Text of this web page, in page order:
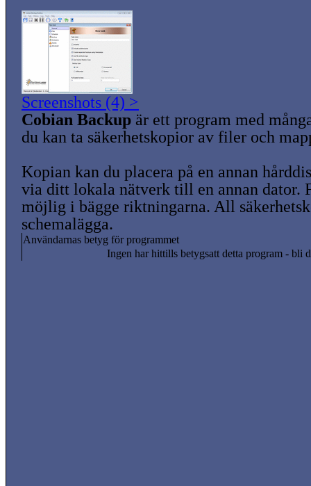
Screenshots (4) >
Cobian Backup är ett program med
du kan ta säkerhetskopior av filer och
Kopian kan du placera på en annan
via ditt lokala nätverk till en annan dator.
möjlig i bägge riktningarna. All
schemalägga.
Användarnas betyg för programmet
Ingen har hittills betygsatt detta program - bli